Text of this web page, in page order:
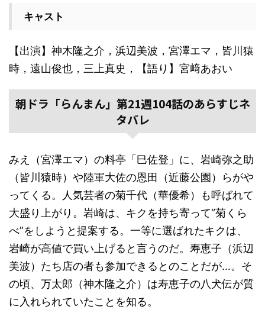
キャスト
【出演】神木隆之介，浜辺美波，宮澤エマ，皆川猿
時，遠山俊也，三上真史，【語り】宮﨑あおい
朝ドラ「らんまん」第21週104話のあらすじネ
タバレ
みえ（宮澤エマ）の料亭「巳佐登」に、岩崎弥之助
（皆川猿時）や陸軍大佐の恩田（近藤公園）らがや
ってくる。人気芸者の菊千代（華優希）も呼ばれて
大盛り上がり。岩崎は、キクを持ち寄って“菊くら
べ”をしようと提案する。一等に選ばれたキクは、
岩崎が高値で買い上げると言うのだ。寿恵子（浜辺
美波）たち店の者も参加できるとのことだが…。そ
の頃、万太郎（神木隆之介）は寿恵子の八犬伝が質
に入れられていたことを知る。